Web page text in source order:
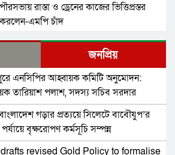
রাস্তা ও ড্রেনের কাজের ভিত্তিপ্রস্তর
করলেন-এমপি চাঁদ
নিশ্চয়তা পেলে ‘দেশে ফিরতে প্রস্তুত’ সাকিব,
মুখোমুখি হতেও ভয় নেই
সাবেক শিক্ষামন্ত্রী নওফেলের বাসভবনে আগুন
ও সিলেটে দুই ঘণ্টার ব্যবধানে সড়ক দুর্ঘটনায়
প্রাণ গেল ১৫ জনের
জনপ্রিয়
এনসিপির আহ্বায়ক কমিটি অনুমোদন:
তারিয়াশ পলাশ, সদস্য সচিব সরদার
গড়ার প্রত্যয়ে সিলেটে বাবৌযুপ’র
পর্যায়ে বৃক্ষরোপণ কর্মসূচি সম্পন্ন
revised Gold Policy to formalise